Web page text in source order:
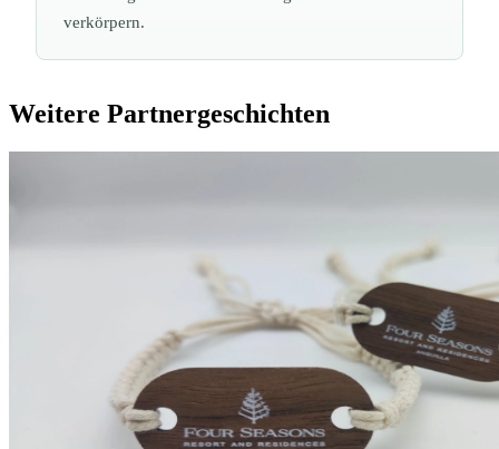
verkörpern.
Weitere Partnergeschichten